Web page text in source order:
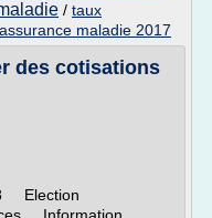
/ taux
maladie 2017
des cotisations
Election